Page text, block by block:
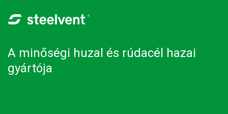
A minőségi huzal és rúdacél hazai
gyártója